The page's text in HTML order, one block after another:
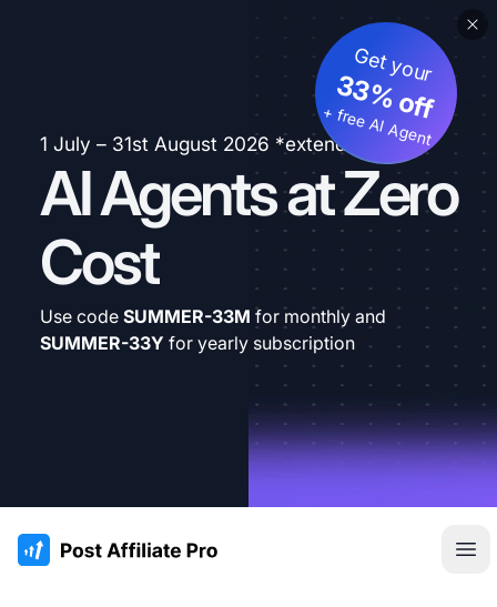
1 July – 31st August 2026 *extended
AI Agents at Zero
Cost
Get your
33% off
+ free AI Agent
Use code SUMMER-33M for monthly and
SUMMER-33Y for yearly subscription
:site.title